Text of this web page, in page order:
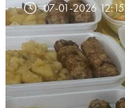
07-01-2026 12:15